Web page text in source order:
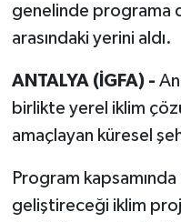
genelinde programa
arasındaki yerini aldı.
ANTALYA (İGFA) -
birlikte yerel iklim
amaçlayan küresel
Program
geliştireceği iklim